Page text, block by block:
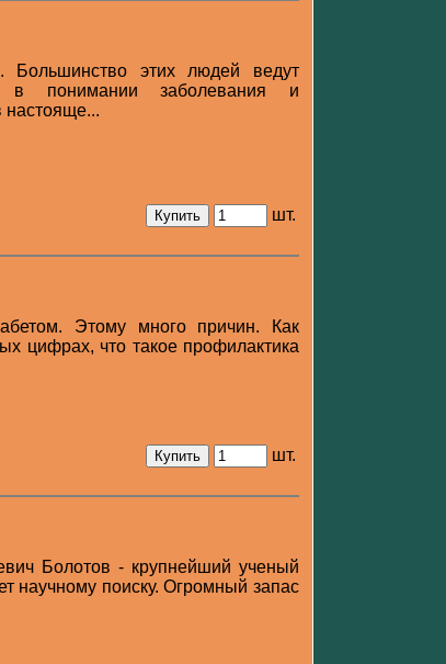
Большинство этих людей ведут
в понимании заболевания и
настояще...
шт.
Этому много причин. Как
цифрах, что такое профилактика
шт.
Болотов - крупнейший ученый
научному поиску. Огромный запас